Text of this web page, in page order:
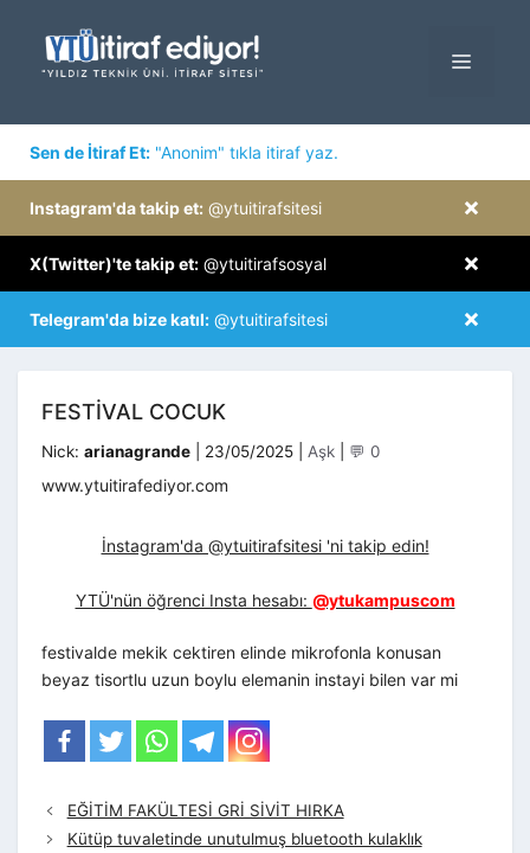
MENÜ
Sen de İtiraf Et: "Anonim" tıkla itiraf yaz.
×
Instagram'da takip et: @ytuitirafsitesi
×
X(Twitter)'te takip et: @ytuitirafsosyal
×
Telegram'da bize katıl: @ytuitirafsitesi
FESTIVAL COCUK
Nick: arianagrande 23/05/2025 Kategoriler
Aşk 💬 0
www.ytuitirafediyor.com
İnstagram'da @ytuitirafsitesi 'ni takip edin!
YTÜ'nün öğrenci Insta hesabı: @ytukampuscom
festivalde mekik cektiren elinde mikrofonla konusan
beyaz tisortlu uzun boylu elemanin instayi bilen var mi
EĞİTİM FAKÜLTESİ GRİ SİVİT HIRKA
Kütüp tuvaletinde unutulmuş bluetooth kulaklık